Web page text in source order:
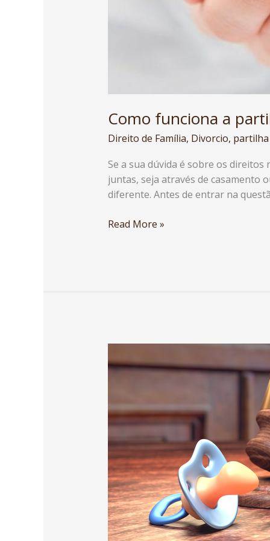
Como funciona a
Direito de Família, Divorcio,
Se a sua dúvida é sobre os
juntas, seja através de casamento
diferente. Antes de entrar na
Read More »
alimentícia
cobrar.